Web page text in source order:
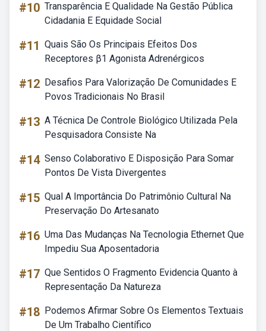
#10 Transparência E Qualidade Na Gestão Pública
Cidadania E Equidade Social
#11 Quais São Os Principais Efeitos Dos
Receptores β1 Agonista Adrenérgicos
#12 Desafios Para Valorização De Comunidades E
Povos Tradicionais No Brasil
#13 A Técnica De Controle Biológico Utilizada Pela
Pesquisadora Consiste Na
#14 Senso Colaborativo E Disposição Para Somar
Pontos De Vista Divergentes
#15 Qual A Importância Do Patrimônio Cultural Na
Preservação Do Artesanato
#16 Uma Das Mudanças Na Tecnologia Ethernet Que
Impediu Sua Aposentadoria
#17 Que Sentidos O Fragmento Evidencia Quanto à
Representação Da Natureza
#18 Podemos Afirmar Sobre Os Elementos Textuais
De Um Trabalho Científico